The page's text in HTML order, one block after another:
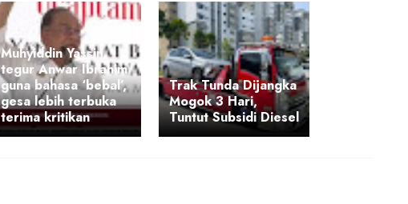
Muhyiddin Yassin
tegur Anwar Ibrahim
guna bahasa ‘bebal’,
gesa lebih terbuka
terima kritikan
Trak Tunda Dijangka
Mogok 3 Hari,
Tuntut Subsidi Diesel